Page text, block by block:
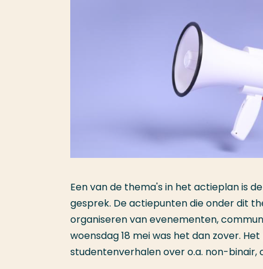
Een van de thema's in het actieplan is
gesprek. De actiepunten die onder dit
organiseren van evenementen,
woensdag 18 mei was het dan zover.
studentenverhalen over o.a. non-